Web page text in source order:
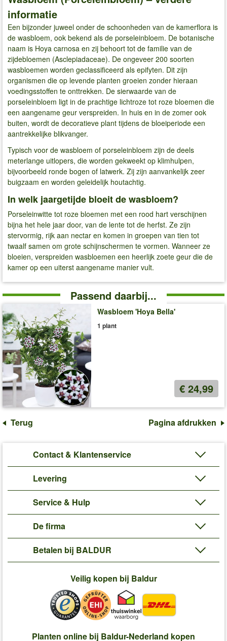
informatie
Een bijzonder juweel onder de schoonheden van de kamerflora is
de wasbloem, ook bekend als de porseleinbloem. De botanische
naam is Hoya carnosa en zij behoort tot de familie van de
zijdebloemen (Asclepiadaceae). De ongeveer 200 soorten
wasbloemen worden geclassificeerd als epifyten. Dit zijn
organismen die op levende planten groeien zonder hieraan
voedingsstoffen te onttrekken. De sierwaarde van de
porseleinbloem ligt in de prachtige lichtroze tot roze bloemen die
een aangename geur verspreiden. In huis en in de zomer ook
buiten, wordt de decoratieve plant tijdens de bloeiperiode een
aantrekkelijke blikvanger.
Typisch voor de wasbloem of porseleinbloem zijn de deels
meterlange uitlopers, die worden gekweekt op klimhulpen,
bijvoorbeeld ronde bogen of latwerk. Zij zijn aanvankelijk zeer
buigzaam en worden geleidelijk houtachtig.
In welk jaargetijde bloeit de wasbloem?
Porseleinwitte tot roze bloemen met een rood hart verschijnen
bijna het hele jaar door, van de lente tot de herfst. Ze zijn
stervormig, rijk aan nectar en komen in groepen van tien tot
twaalf samen om grote schijnschermen te vormen. Wanneer ze
bloeien, verspreiden wasbloemen een heerlijk zoete geur die de
kamer op een uiterst aangename manier vult.
Passend daarbij...
Wasbloem 'Hoya Bella'
1 plant
€ 24,99
Terug Pagina afdrukken
Contact & Klantenservice
Levering
Service & Hulp
De firma
Betalen bij BALDUR
Veilig kopen bij Baldur
Planten online bij Baldur-Nederland kopen